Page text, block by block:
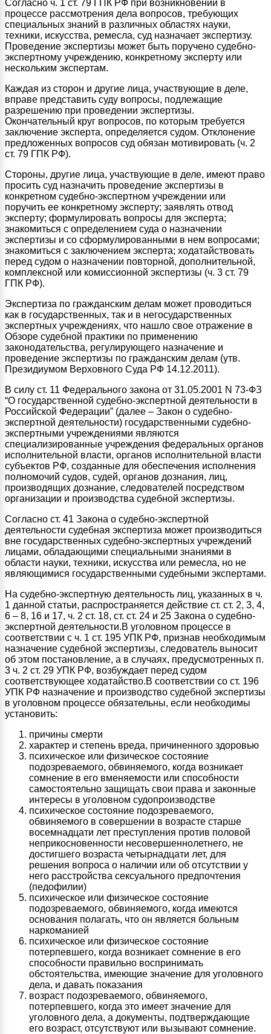
Согласно ч. 1 ст. 79 ГПК РФ при возникновении в
процессе рассмотрения дела вопросов, требующих
специальных знаний в различных областях науки,
техники, искусства, ремесла, суд назначает экспертизу.
Проведение экспертизы может быть поручено судебно-
экспертному учреждению, конкретному эксперту или
нескольким экспертам.
Каждая из сторон и другие лица, участвующие в деле,
вправе представить суду вопросы, подлежащие
разрешению при проведении экспертизы.
Окончательный круг вопросов, по которым требуется
заключение эксперта, определяется судом. Отклонение
предложенных вопросов суд обязан мотивировать (ч. 2
ст. 79 ГПК РФ).
Стороны, другие лица, участвующие в деле, имеют право
просить суд назначить проведение экспертизы в
конкретном судебно-экспертном учреждении или
поручить ее конкретному эксперту; заявлять отвод
эксперту; формулировать вопросы для эксперта;
знакомиться с определением суда о назначении
экспертизы и со сформулированными в нем вопросами;
знакомиться с заключением эксперта; ходатайствовать
перед судом о назначении повторной, дополнительной,
комплексной или комиссионной экспертизы (ч. 3 ст. 79
ГПК РФ).
Экспертиза по гражданским делам может проводиться
как в государственных, так и в негосударственных
экспертных учреждениях, что нашло свое отражение в
Обзоре судебной практики по применению
законодательства, регулирующего назначение и
проведение экспертизы по гражданским делам (утв.
Президиумом Верховного Суда РФ 14.12.2011).
В силу ст. 11 Федерального закона от 31.05.2001 N 73-ФЗ
“О государственной судебно-экспертной деятельности в
Российской Федерации” (далее – Закон о судебно-
экспертной деятельности) государственными судебно-
экспертными учреждениями являются
специализированные учреждения федеральных органов
исполнительной власти, органов исполнительной власти
субъектов РФ, созданные для обеспечения исполнения
полномочий судов, судей, органов дознания, лиц,
производящих дознание, следователей посредством
организации и производства судебной экспертизы.
Согласно ст. 41 Закона о судебно-экспертной
деятельности судебная экспертиза может производиться
вне государственных судебно-экспертных учреждений
лицами, обладающими специальными знаниями в
области науки, техники, искусства или ремесла, но не
являющимися государственными судебными экспертами.
На судебно-экспертную деятельность лиц, указанных в ч.
1 данной статьи, распространяется действие ст. ст. 2, 3, 4,
6 – 8, 16 и 17, ч. 2 ст. 18, ст. ст. 24 и 25 Закона о судебно-
экспертной деятельности.В уголовном процессе в
соответствии с ч. 1 ст. 195 УПК РФ, признав необходимым
назначение судебной экспертизы, следователь выносит
об этом постановление, а в случаях, предусмотренных п.
3 ч. 2 ст. 29 УПК РФ, возбуждает перед судом
соответствующее ходатайство.В соответствии со ст. 196
УПК РФ назначение и производство судебной экспертизы
в уголовном процессе обязательны, если необходимы
установить:
причины смерти
характер и степень вреда, причиненного здоровью
психическое или физическое состояние
подозреваемого, обвиняемого, когда возникает
сомнение в его вменяемости или способности
самостоятельно защищать свои права и законные
интересы в уголовном судопроизводстве
психическое состояние подозреваемого,
обвиняемого в совершении в возрасте старше
восемнадцати лет преступления против половой
неприкосновенности несовершеннолетнего, не
достигшего возраста четырнадцати лет, для
решения вопроса о наличии или об отсутствии у
него расстройства сексуального предпочтения
(педофилии)
психическое или физическое состояние
подозреваемого, обвиняемого, когда имеются
основания полагать, что он является больным
наркоманией
психическое или физическое состояние
потерпевшего, когда возникает сомнение в его
способности правильно воспринимать
обстоятельства, имеющие значение для уголовного
дела, и давать показания
возраст подозреваемого, обвиняемого,
потерпевшего, когда это имеет значение для
уголовного дела, а документы, подтверждающие
его возраст, отсутствуют или вызывают сомнение.